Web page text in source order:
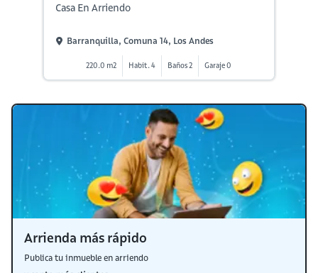
Casa En Arriendo
Barranquilla, Comuna 14, Los Andes
220.0 m2 Habit. 4 Baños 2 Garaje 0
Arrienda más rápido
Publica tu inmueble en arriendo